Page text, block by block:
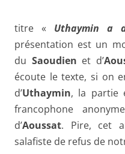
titre « Uthaymin a
présentation est un
du Saoudien et d’
écoute le texte, si on
d’Uthaymin, la partie
francophone
d’Aoussat. Pire, cet
salafiste de refus de